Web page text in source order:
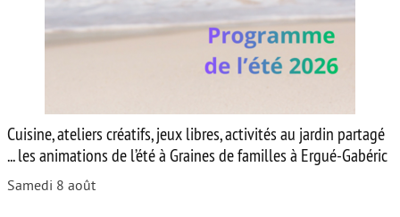
Cuisine, ateliers créatifs, jeux libres, activités au jardin partagé
... les animations de l’été à Graines de familles à Ergué-Gabéric
Samedi 8 août